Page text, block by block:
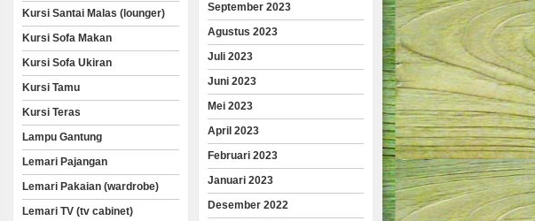
Kursi Santai Malas (lounger)
Kursi Sofa Makan
Kursi Sofa Ukiran
Kursi Tamu
Kursi Teras
Lampu Gantung
Lemari Pajangan
Lemari Pakaian (wardrobe)
Lemari TV (tv cabinet)
September 2023
Agustus 2023
Juli 2023
Juni 2023
Mei 2023
April 2023
Februari 2023
Januari 2023
Desember 2022